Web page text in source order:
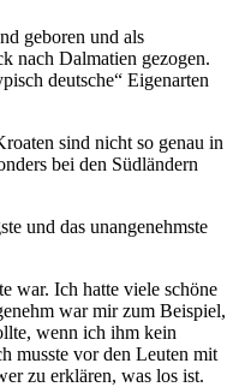
geboren und als
nach Dalmatien gezogen.
deutsche“ Eigenarten
sind nicht so genau in
bei den Südländern
und das unangenehmste
war. Ich hatte viele schöne
war mir zum Beispiel,
wenn ich ihm kein
musste vor den Leuten mit
zu erklären, was los ist.